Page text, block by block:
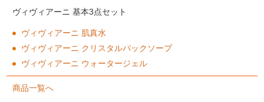
ヴィヴィアーニ 基本3点セット
ヴィヴィアーニ 肌真水
ヴィヴィアーニ クリスタルパックソープ
ヴィヴィアーニ ウォータージェル
商品一覧へ